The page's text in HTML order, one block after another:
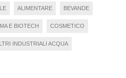
ALIMENTARE BEVANDE
E BIOTECH COSMETICO
INDUSTRIALI ACQUA